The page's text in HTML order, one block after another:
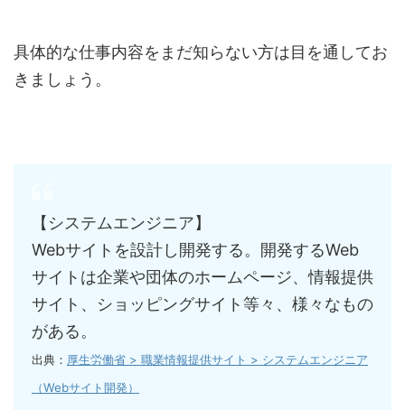
具体的な仕事内容をまだ知らない方は目を通してお
きましょう 。
【システムエンジニア】
Webサイトを設計し開発する。開発するWeb
サイトは企業や団体のホームページ、情報提供
サイト、ショッピングサイト等々、様々なもの
がある。
出典： 厚生労働省 > 職業情報提供サイト > システムエンジニア
（Webサイト開発）